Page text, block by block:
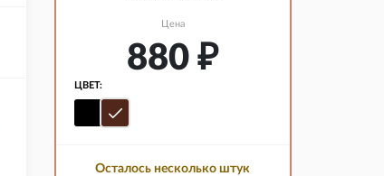
Цена
880₽
ЦВЕТ:
Осталось несколько штук